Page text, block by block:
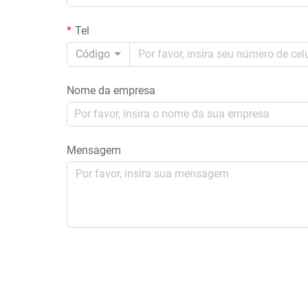
Tel
Código
Nome da empresa
Mensagem